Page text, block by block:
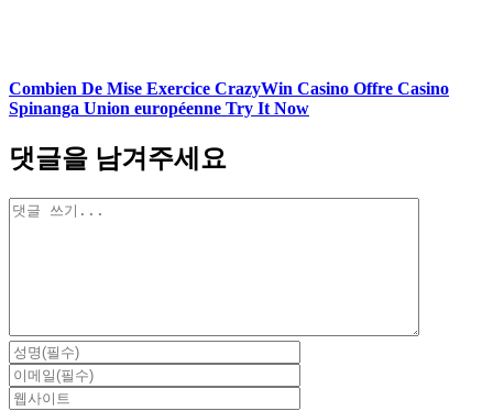
Combien De Mise Exercice CrazyWin Casino Offre Casino
Spinanga Union européenne Try It Now
댓글을 남겨주세요
댓